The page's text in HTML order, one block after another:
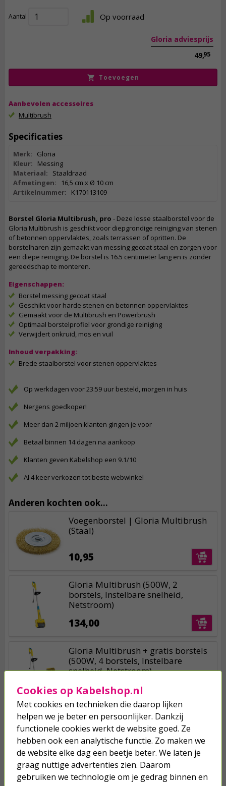
Je verwacht het niet
Turbo onkruidverdelger (Concentraat,
3x 100ml) | Ook voor je gazon!
Gloria adviesprijs
49,95
Aantal Op voorraad
Toevoegen
Aanbevolen accessoires
Multibrush
Specificaties
Merk:
Gloria
Kleur:
Messing
Materiaal:
Staaldraad
Afmetingen:
16,5 cm x Ø 10 cm
Artikelnummer:
K170113109
Borstel Gloria Multibrush, pro - Deze losse staalborstel voor de
Gloria Multibrush is geschikt voor diepgrondige reiniging van stenen
of betonnen oppervlaktes, zoals terrassen of opritten. De
borstelharen zijn gemaakt van messing gecoat staal en zorgen voor
een diepe reiniging. De borstel is 16.5 centimeter lang en is zonder
gereedschap te monteren.
Eigenschappen:
Borstel messing gecoat staal
Geschikt voor harde stenen en betonnen oppervlaktes
Gemaakt voor de Multibrush en Powerbrush
Optimaal borstelprofiel voor grondige reiniging
Verwijdert onkruid, mos en vuil
Inhoud verpakking:
Brede staalborstel voor stenen oppervlaktes
Op werkdagen voor 23:59 uur besteld, morgen in huis
Nergens goedkoper!
Meer dan 2 miljoen klanten gingen je voor
Betaal binnen 14 dagen na aankoop
Klanten geven Kabelshop een 9.1/10
Al 4 keer verkozen tot beste webwinkel
Anderen kochten ook...
Voegenborstel | Gloria Multibrush
(Staal)
10,95
Gloria Multibrush (500W, 2
borstels, Instelbare snelheid,
Netstroom)
134,00
Gloria Multibrush + gratis borstels
(500W, 4 borstels, Instelbare
snelheid, Netstroom)
128,00
Cookies op Kabelshop.nl
Met cookies en technieken die daarop lijken
helpen we je beter en persoonlijker. Dankzij
functionele cookies werkt de website goed. Ze
hebben ook een analytische functie. Zo maken we
de website elke dag een beetje beter. We laten je
graag nuttige advertenties zien. Daarom
gebruiken we technologie om je gedrag binnen en